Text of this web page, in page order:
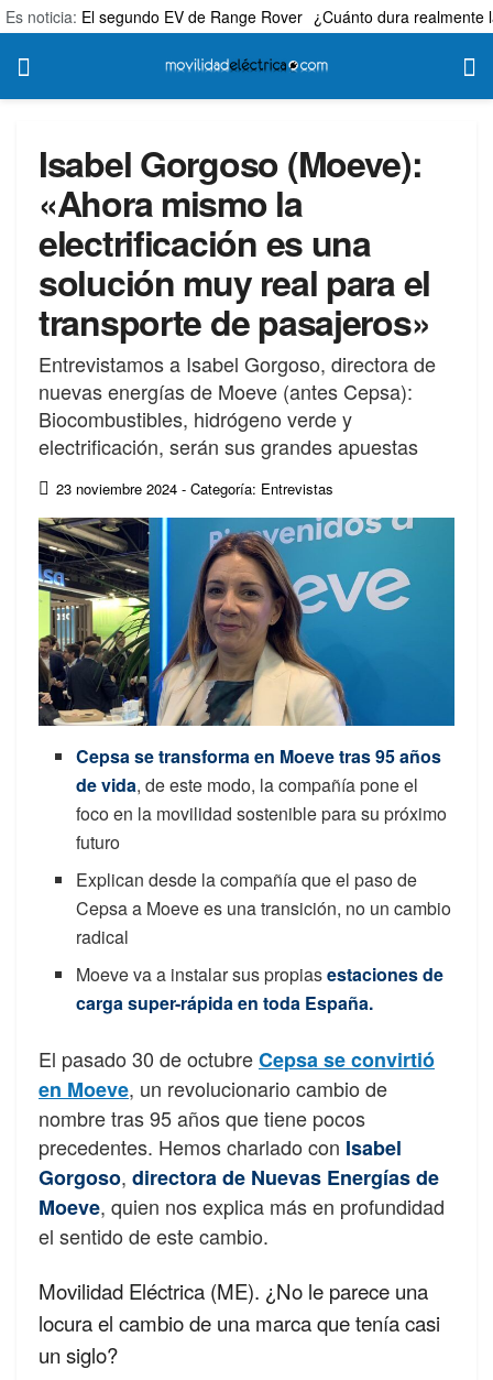
Es noticia: El segundo EV de Range Rover ¿Cuánto dura realmente
Isabel Gorgoso (Moeve):
«Ahora mismo la
electrificación es una
solución muy real para el
transporte de pasajeros»
Entrevistamos a Isabel Gorgoso, directora de
nuevas energías de Moeve (antes Cepsa):
Biocombustibles, hidrógeno verde y
electrificación, serán sus grandes apuestas
23 noviembre 2024 - Categoría: Entrevistas
Cepsa se transforma en Moeve tras 95 años
de vida, de este modo, la compañía pone el
foco en la movilidad sostenible para su próximo
futuro
Explican desde la compañía que el paso de
Cepsa a Moeve es una transición, no un cambio
radical
Moeve va a instalar sus propiasestaciones de
carga super-rápida en toda España.
El pasado 30 de octubreCepsa se convirtió
en Moeve, un revolucionario cambio de
nombre tras 95 años que tiene pocos
precedentes. Hemos charlado con Isabel
Gorgoso, directora de Nuevas Energías de
Moeve, quien nos explica más en profundidad
el sentido de este cambio.
Movilidad Eléctrica (ME). ¿No le parece una
locura el cambio de una marca que tenía casi
un siglo?